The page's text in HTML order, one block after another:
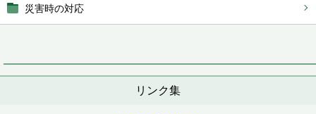
災害時の対応
リンク集